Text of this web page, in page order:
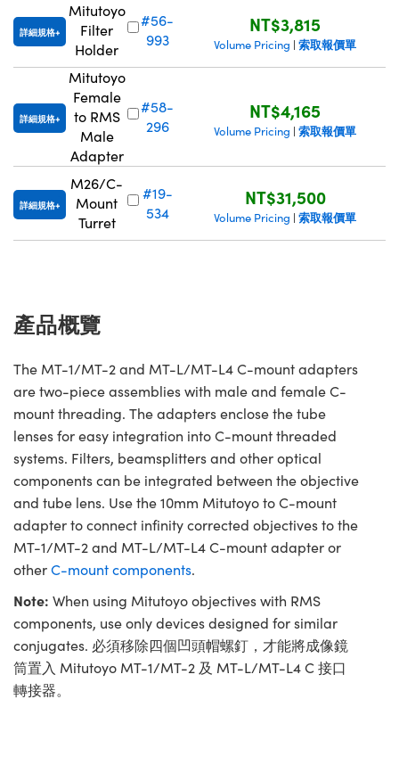
詳細規格
Mitutoyo
Filter
Holder
#56-
993
NT$3,815
Volume Pricing | 索取報價單
詳細規格
Mitutoyo
Female
to RMS
Male
Adapter
#58-
296
NT$4,165
Volume Pricing | 索取報價單
詳細規格
M26/C-
Mount
Turret
#19-
534
NT$31,500
Volume Pricing | 索取報價單
產品概覽
The MT-1/MT-2 and MT-L/MT-L4 C-mount adapters
are two-piece assemblies with male and female C-
mount threading. The adapters enclose the tube
lenses for easy integration into C-mount threaded
systems. Filters, beamsplitters and other optical
components can be integrated between the objective
and tube lens. Use the 10mm Mitutoyo to C-mount
adapter to connect infinity corrected objectives to the
MT-1/MT-2 and MT-L/MT-L4 C-mount adapter or
otherC-mount components.
Note: When using Mitutoyo objectives with RMS
components, use only devices designed for similar
conjugates. 必須移除四個凹頭帽螺釘，才能將成像鏡
筒置入 Mitutoyo MT-1/MT-2 及 MT-L/MT-L4 C 接口
轉接器。